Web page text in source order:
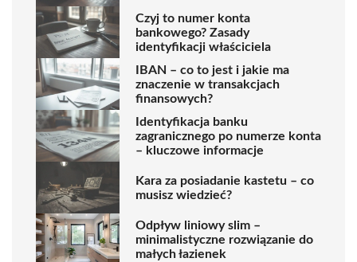
Czyj to numer konta
bankowego? Zasady
identyfikacji właściciela
IBAN – co to jest i jakie ma
znaczenie w transakcjach
finansowych?
Identyfikacja banku
zagranicznego po numerze konta
– kluczowe informacje
Kara za posiadanie kastetu – co
musisz wiedzieć?
Odpływ liniowy slim –
minimalistyczne rozwiązanie do
małych łazienek